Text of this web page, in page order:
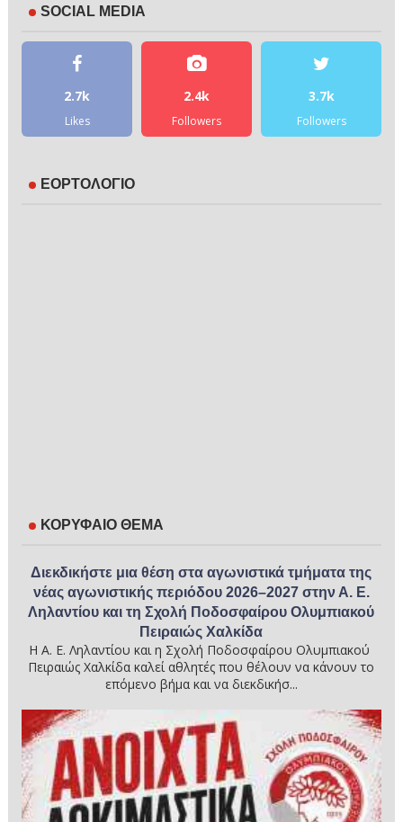
SOCIAL MEDIA
2.7k
Likes
2.4k
Followers
3.7k
Followers
ΕΟΡΤΟΛΟΓΙΟ
ΚΟΡΥΦΑΙΟ ΘΕΜΑ
Διεκδικήστε μια θέση στα αγωνιστικά τμήματα της
νέας αγωνιστικής περιόδου 2026–2027 στην Α. Ε.
Ληλαντίου και τη Σχολή Ποδοσφαίρου Ολυμπιακού
Πειραιώς Χαλκίδα
Η Α. Ε. Ληλαντίου και η Σχολή Ποδοσφαίρου Ολυμπιακού
Πειραιώς Χαλκίδα καλεί αθλητές που θέλουν να κάνουν το
επόμενο βήμα και να διεκδικήσ...